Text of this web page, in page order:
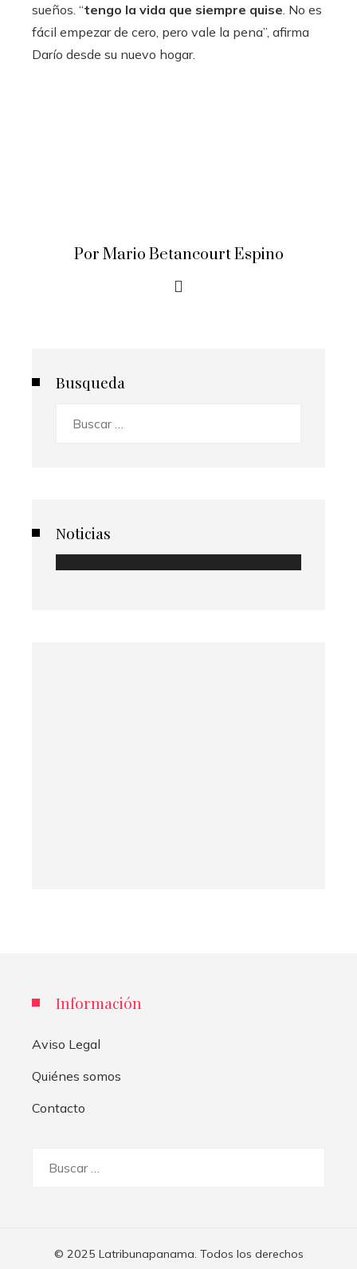
sueños. “tengo la vida que siempre quise . No es
fácil empezar de cero, pero vale la pena”, afirma
Darío desde su nuevo hogar.
Por Mario Betancourt Espino
Busqueda
Noticias
Información
Aviso Legal
Quiénes somos
Contacto
© 2025 Latribunapanama. Todos los derechos